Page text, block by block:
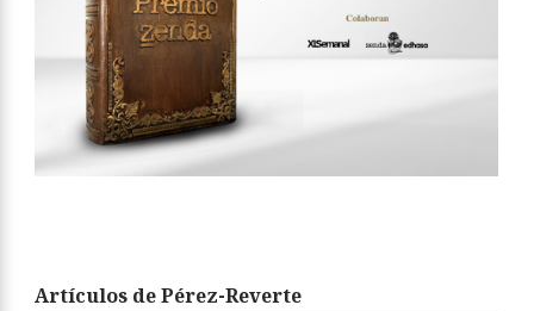
Artículos de Pérez-Reverte